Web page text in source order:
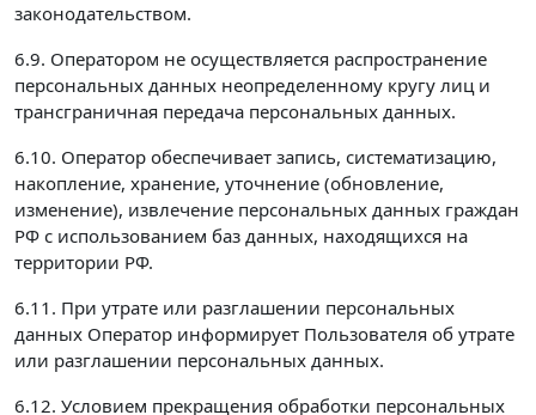
законодательством.
6.9. Оператором не осуществляется распространение
персональных данных неопределенному кругу лиц и
трансграничная передача персональных данных.
6.10. Оператор обеспечивает запись, систематизацию,
накопление, хранение, уточнение (обновление,
изменение), извлечение персональных данных граждан
РФ с использованием баз данных, находящихся на
территории РФ.
6.11. При утрате или разглашении персональных
данных Оператор информирует Пользователя об утрате
или разглашении персональных данных.
6.12. Условием прекращения обработки персональных